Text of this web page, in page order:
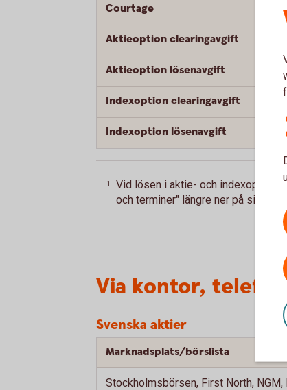
Courtage
Aktieoption clearingavgift
Aktieoption lösenavgift
Indexoption clearingavgift
Indexoption lösenavgift
1
Vid lösen i aktie- och indexoptioner
och terminer" längre ner på sidan.
Via kontor,
Svenska aktier
Marknadsplats/börslista
Stockholmsbörsen, First North,